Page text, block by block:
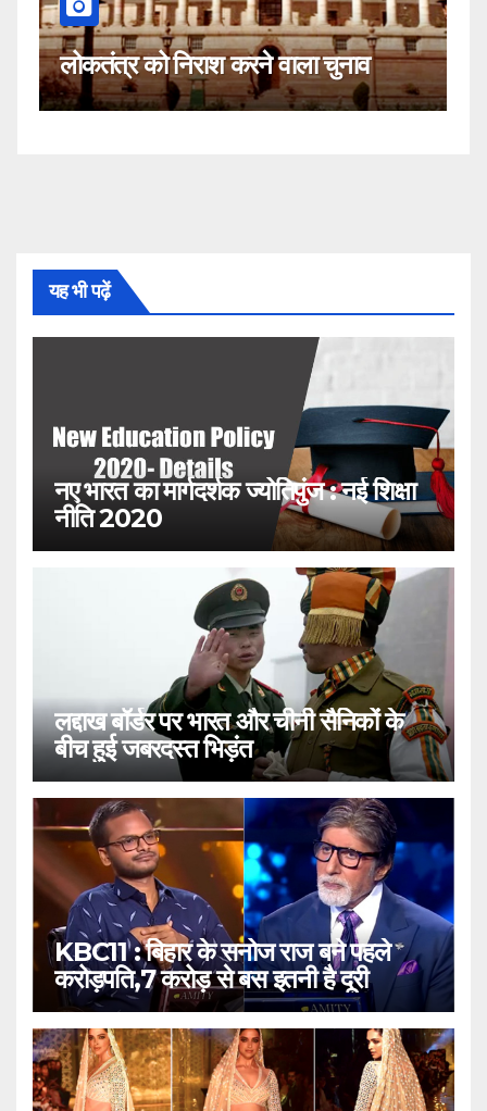
कहीं यह सीजेआई के खिलाफ साजिश तो
नहीं!
यह भी पढ़ें
नए भारत का मार्गदर्शक ज्योतिपुंज : नई शिक्षा
नीति 2020
लद्दाख बॉर्डर पर भारत और चीनी सैनिकों के
बीच हुई जबरदस्त भिड़ंत
KBC11 : बिहार के सनोज राज बने पहले
करोड़पति,7 करोड़ से बस इतनी है दूरी